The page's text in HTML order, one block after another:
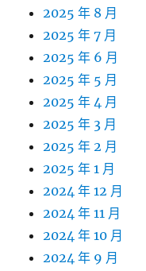
2025 年 8 月
2025 年 7 月
2025 年 6 月
2025 年 5 月
2025 年 4 月
2025 年 3 月
2025 年 2 月
2025 年 1 月
2024 年 12 月
2024 年 11 月
2024 年 10 月
2024 年 9 月